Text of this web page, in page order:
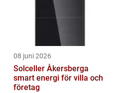
08 juni 2026
Solceller Åkersberga
smart energi för villa och
företag